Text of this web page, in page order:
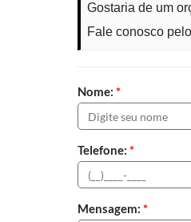
Gostaria de um
Fale conosco
Nome:*
Telefone:*
Mensagem:*